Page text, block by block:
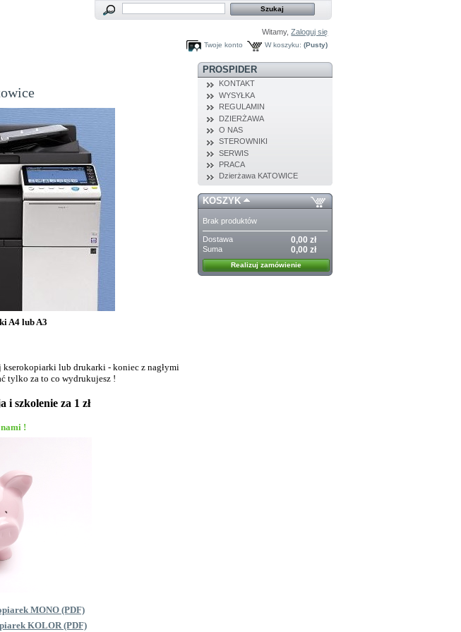
Witamy,Zaloguj się
W koszyku: (Pusty)
Twoje konto
A4 lub A3
lub drukarki - koniec z nagłymi
tylko za to co wydrukujesz !
i szkolenie za 1 zł
!
MONO (PDF)
KOLOR (PDF)
PROSPIDER
KONTAKT
WYSYŁKA
REGULAMIN
DZIERŻAWA
O NAS
STEROWNIKI
SERWIS
PRACA
Dzierżawa KATOWICE
KOSZYK
Brak produktów
Dostawa 0,00 zł
Suma 0,00 zł
Realizuj zamówienie